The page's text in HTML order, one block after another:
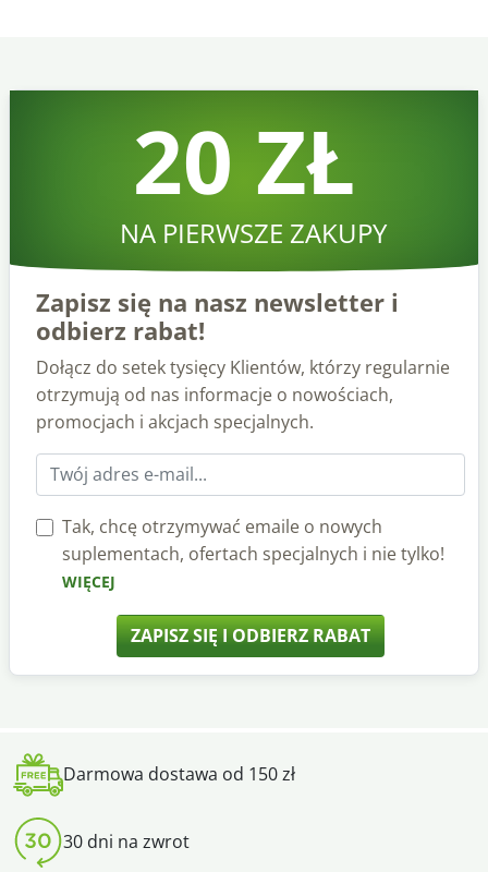
20 ZŁ
NA PIERWSZE ZAKUPY
Zapisz się na nasz newsletter i
odbierz rabat!
Dołącz do setek tysięcy Klientów, którzy regularnie
otrzymują od nas informacje o nowościach,
promocjach i akcjach specjalnych.
ZAPISZ SIĘ I ODBIERZ RABAT
Tak, chcę otrzymywać emaile o nowych
suplementach, ofertach specjalnych i nie tylko!
WIĘCEJ
Darmowa dostawa od 150 zł
30 dni na zwrot